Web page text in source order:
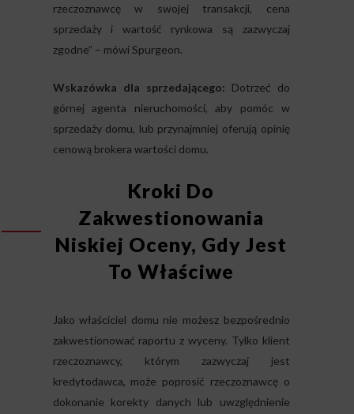
rzeczoznawcę w swojej transakcji, cena
sprzedaży i wartość rynkowa są zazwyczaj
zgodne” – mówi Spurgeon.
Wskazówka dla sprzedającego: Dotrzeć do
górnej agenta nieruchomości, aby pomóc w
sprzedaży domu, lub przynajmniej oferują opinię
cenową brokera wartości domu.
Kroki Do
Zakwestionowania
Niskiej Oceny, Gdy Jest
To Właściwe
Jako właściciel domu nie możesz bezpośrednio
zakwestionować raportu z wyceny. Tylko klient
rzeczoznawcy, którym zazwyczaj jest
kredytodawca, może poprosić rzeczoznawcę o
dokonanie korekty danych lub uwzględnienie